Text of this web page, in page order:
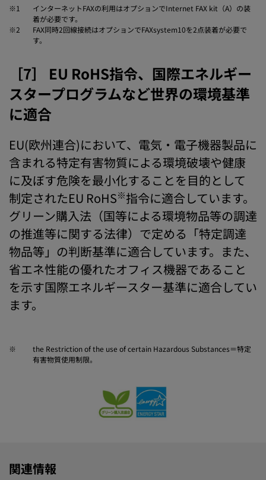
※1
インターネットFAXの利用はオプションでInternet FAX kit（A）の装
着が必要です。
※2
FAX同時2回線接続はオプションでFAXsystem10を2点装着が必要で
す。
［7］ EU RoHS指令、国際エネルギー
スタープログラムなど世界の環境基準
に適合
EU(欧州連合)において、電気・電子機器製品に
含まれる特定有害物質による環境破壊や健康
に及ぼす危険を最小化することを目的として
制定されたEU RoHS※指令に適合しています。
グリーン購入法（国等による環境物品等の調達
の推進等に関する法律）で定める「特定調達
物品等」の判断基準に適合しています。また、
省エネ性能の優れたオフィス機器であること
を示す国際エネルギースター基準に適合してい
ます。
※
the Restriction of the use of certain Hazardous Substances＝特定
有害物質使用制限。
関連情報